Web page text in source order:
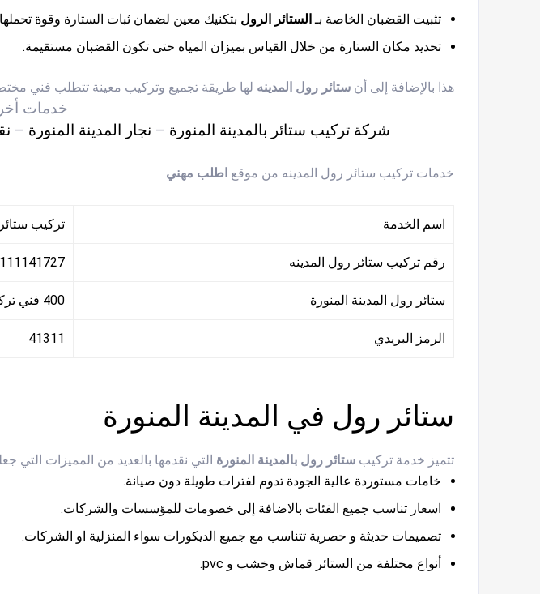
تثبيت القضبان الخاصة بـالستائر الرول بتكنيك معين لضمان ثبات الستارة وقوة
تحديد مكان الستارة من خلال القياس بميزان المياه حتى تكون القضبان مستقيمة.
هذا بالإضافة إلى أن ستائر رول المدينه لها طريقة تجميع وتركيب معينة تتطلب فني
خدمات
شركة تركيب ستائر بالمدينة المنورة – نجار المدينة المنورة –
خدمات تركيب ستائر رول المدينه من موقع اطلب مهني
اسم الخدمة تركيب
رقم تركيب ستائر رول المدينه
ستائر رول المدينة المنورة 400 فني تركيب ستائر رول بالمدينة المنورة
الرمز البريدي 41311
ستائر رول في المدينة المنورة
تتميز خدمة تركيب ستائر رول بالمدينة المنورة التي نقدمها بالعديد من المميزات
خامات مستوردة عالية الجودة تدوم لفترات طويلة دون صيانة.
اسعار تناسب جميع الفئات بالاضافة إلى خصومات للمؤسسات والشركات.
تصميمات حديثة و حصرية تتناسب مع جميع الديكورات سواء المنزلية او الشركات.
أنواع مختلفة من الستائر قماش وخشب و pvc.